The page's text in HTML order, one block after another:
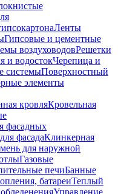
Ленты
Гипсовые и цементные
воздуховодовРешетки
и водостокЧерепица и
системыПоверхностный
элементы
кровляКровельная
фасадных
фасадаКлинкерная
для наружной
Газовые
печиБанные
батареиТеплый
Управление